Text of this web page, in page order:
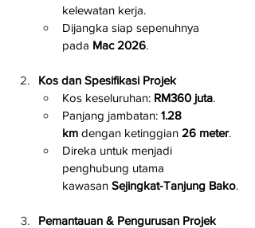
kelewatan kerja.
Dijangka siap sepenuhnya
pada Mac 2026.
Kos dan Spesifikasi Projek
Kos keseluruhan: RM360 juta.
Panjang jambatan: 1.28
km dengan ketinggian 26 meter.
Direka untuk menjadi
penghubung utama
kawasan Sejingkat-Tanjung Bako.
Pemantauan & Pengurusan Projek